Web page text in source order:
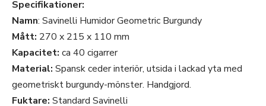
Specifikationer:
Namn: Savinelli Humidor Geometric Burgundy
Mått: 270 x 215 x 110 mm
Kapacitet: ca 40 cigarrer
Material: Spansk ceder interiör, utsida i lackad yta med
geometriskt burgundy-mönster. Handgjord.
Fuktare: Standard Savinelli